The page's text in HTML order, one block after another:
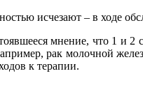
исчезают – в ходе
мнение, что 1 и
рак молочной
к терапии.